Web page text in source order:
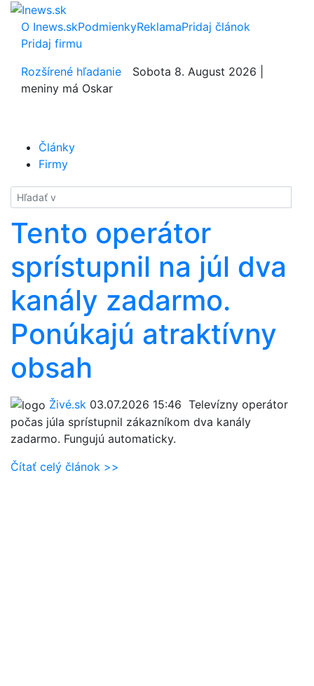
O Inews.skPodmienkyReklamaPridaj článok
Pridaj firmu
Rozšírené hľadanie
Sobota 8. August 2026 |
meniny má Oskar
Články
Firmy
Hladať
Tento operátor
sprístupnil na júl dva
kanály zadarmo.
Ponúkajú atraktívny
obsah
Živé.sk 03.07.2026 15:46 Televízny operátor
počas júla sprístupnil zákazníkom dva kanály
zadarmo. Fungujú automaticky.
Čítať celý článok >>